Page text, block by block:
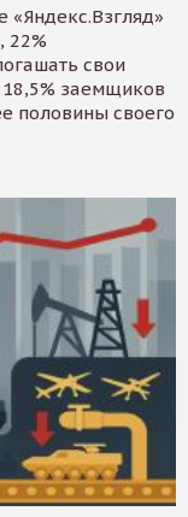
22%
свои
заемщиков
половины своего